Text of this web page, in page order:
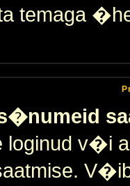
temaga
loginud v�i